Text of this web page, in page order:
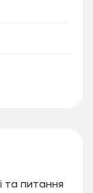
та питання